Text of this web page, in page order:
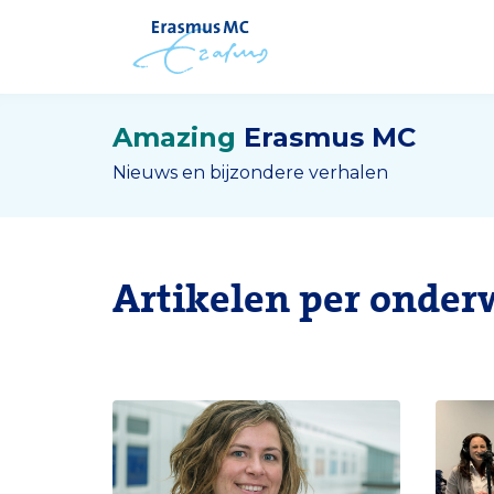
Amazing Erasmus MC
Nieuws en bijzondere verhalen
Artikelen per